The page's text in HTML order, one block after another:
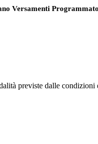
Versamenti
previste dalle condizioni